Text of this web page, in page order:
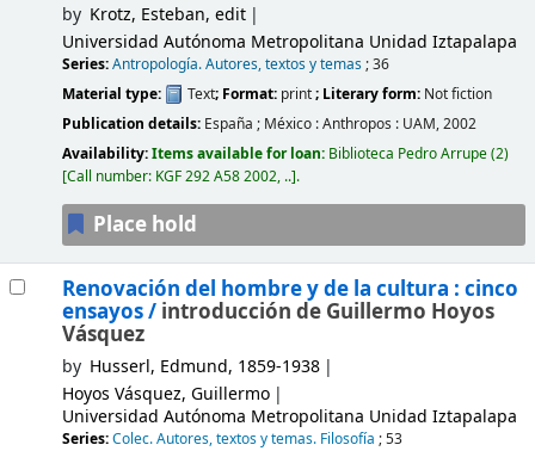
by Krotz, Esteban, edit
Universidad Autónoma Metropolitana Unidad Iztapalapa
Series:Antropología. Autores, textos y temas; 36
Material type:
Text; Format: print; Literary form: Not fiction
Publication details: España ; México :Anthropos : UAM,2002
Availability:Items available for loan: Biblioteca Pedro Arrupe(2)
Call number: KGF 292 A58 2002, .. .
Place hold
Renovación del hombre y de la cultura : cinco
ensayos / introducción de Guillermo Hoyos
Vásquez
by Husserl, Edmund, 1859-1938
Hoyos Vásquez, Guillermo
Universidad Autónoma Metropolitana Unidad Iztapalapa
Series:Colec. Autores, textos y temas. Filosofía ; 53